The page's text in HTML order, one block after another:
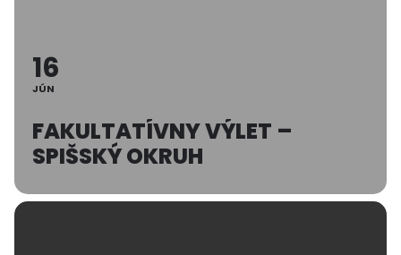
16
JÚN
FAKULTATÍVNY VÝLET –
SPIŠSKÝ OKRUH